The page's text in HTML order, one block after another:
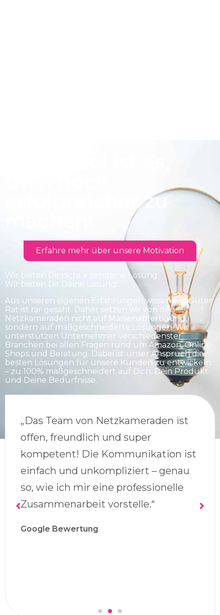
erfolgreicher zu
Erfahre mehr über unsere Motivation
Wir bieten Dir nicht irgendeine Lösung.
Wir bieten Dir Deine Lösung!
Aus unseren eigenen Erfahrungen wissen wir: Guter
Rat ist rar gesäht. Daher setzen wir von den
Netzkameraden nicht auf Massenabfertigung,
sondern auf maßgeschneiderte Lösungen. Wir
unterstützen Unternehmer verschiedenster
Branchen bei allen Fragen rund um Amazon, Online-
Shops und Beratung. Dabei ist unser Anspruch die
besten Lösungen für unsere Kunden zu entwickeln
– zu 100% maßgeschneidert auf Dich, Dein Produkt
und Deine Bedürfnisse.
„Das Team von Netzkameraden ist
offen, freundlich und super
kompetent! Die Kommunikation ist
einfach und unkompliziert – genau
so, wie ich mir eine professionelle
Zusammenarbeit vorstelle.“
Google Bewertung